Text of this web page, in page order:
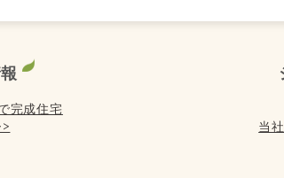
完成住宅
当